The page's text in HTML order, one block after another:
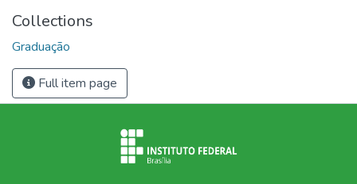
Collections
Graduação
Full item page